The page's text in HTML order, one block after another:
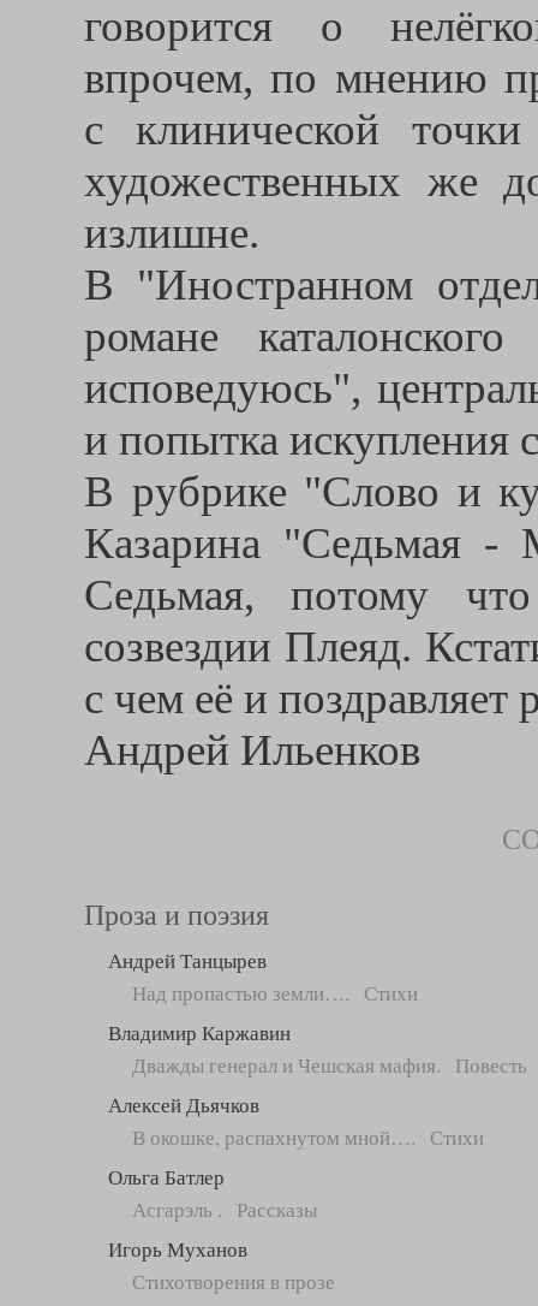
говорится о
впрочем, по мнению
с клинической
художественных же
излишне.
В "Иностранном
романе
исповедуюсь",
и попытка искупления
В рубрике "Слово и
Казарина "Седьмая
Седьмая, потому
созвездии Плеяд.
с чем её и поздравляет
Андрей Ильенков
Проза и поэзия
Андрей Танцырев
Над пропастью земли…. Стихи
Владимир Каржавин
Дважды генерал и Чешская мафия. Повесть
Алексей Дьячков
В окошке, распахнутом мной…. Стихи
Ольга Батлер
Асгарэль . Рассказы
Игорь Муханов
Стихотворения в прозе